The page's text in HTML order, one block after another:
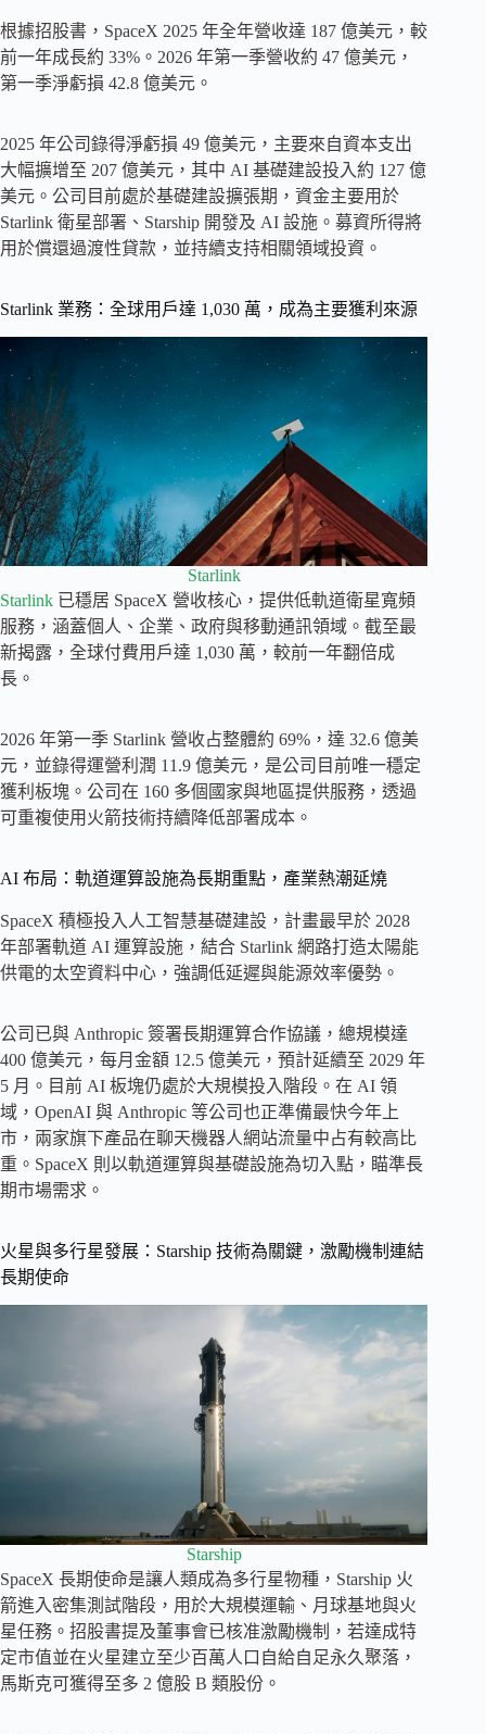
根據招股書，SpaceX 2025 年全年營收達 187 億美元，較
前一年成長約 33%。2026 年第一季營收約 47 億美元，
第一季淨虧損 42.8 億美元。
2025 年公司錄得淨虧損 49 億美元，主要來自資本支出
大幅擴增至 207 億美元，其中 AI 基礎建設投入約 127 億
美元。公司目前處於基礎建設擴張期，資金主要用於
Starlink 衛星部署、Starship 開發及 AI 設施。募資所得將
用於償還過渡性貸款，並持續支持相關領域投資。
Starlink 業務：全球用戶達 1,030 萬，成為主要獲利來源
Starlink
Starlink 已穩居 SpaceX 營收核心，提供低軌道衛星寬頻
服務，涵蓋個人、企業、政府與移動通訊領域。截至最
新揭露，全球付費用戶達 1,030 萬，較前一年翻倍成
長。
2026 年第一季 Starlink 營收占整體約 69%，達 32.6 億美
元，並錄得運營利潤 11.9 億美元，是公司目前唯一穩定
獲利板塊。公司在 160 多個國家與地區提供服務，透過
可重複使用火箭技術持續降低部署成本。
AI 布局：軌道運算設施為長期重點，產業熱潮延燒
SpaceX 積極投入人工智慧基礎建設，計畫最早於 2028
年部署軌道 AI 運算設施，結合 Starlink 網路打造太陽能
供電的太空資料中心，強調低延遲與能源效率優勢。
公司已與 Anthropic 簽署長期運算合作協議，總規模達
400 億美元，每月金額 12.5 億美元，預計延續至 2029 年
5 月。目前 AI 板塊仍處於大規模投入階段。在 AI 領
域，OpenAI 與 Anthropic 等公司也正準備最快今年上
市，兩家旗下產品在聊天機器人網站流量中占有較高比
重。SpaceX 則以軌道運算與基礎設施為切入點，瞄準長
期市場需求。
火星與多行星發展：Starship 技術為關鍵，激勵機制連結
長期使命
Starship
SpaceX 長期使命是讓人類成為多行星物種，Starship 火
箭進入密集測試階段，用於大規模運輸、月球基地與火
星任務。招股書提及董事會已核准激勵機制，若達成特
定市值並在火星建立至少百萬人口自給自足永久聚落，
馬斯克可獲得至多 2 億股 B 類股份。